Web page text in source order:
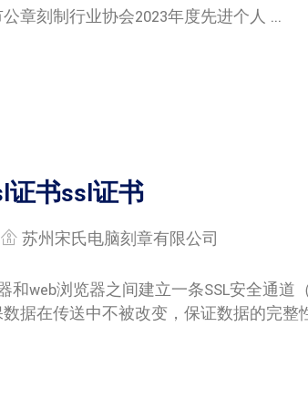
刻制行业协会2023年度先进个人 ...
证书ssl证书
苏州宋氏电脑刻章有限公司
web浏览器之间建立一条SSL安全通道
据在传送中不被改变，保证数据的完整